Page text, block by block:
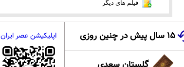
فیلم های دیگر
۱۵ سال پیش در چنین روزی اپلیکیشن عصر ایران